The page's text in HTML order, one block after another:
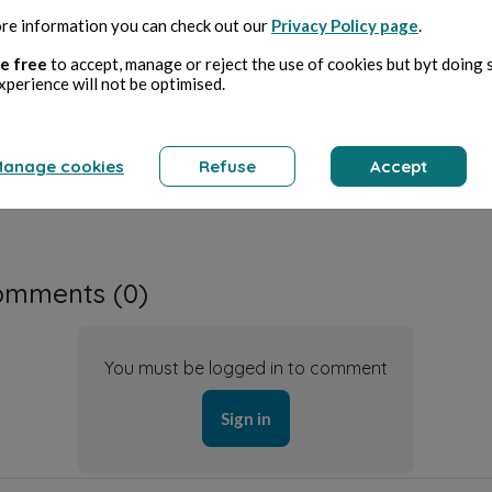
Comment Repost Share Bookmark
(0)
You must be logged in to comment
Sign in
information you can check out our Privacy Policy page.
free to accept, manage or reject the use of cookies but byt doing
will not be optimised.
cookies Refuse Accept